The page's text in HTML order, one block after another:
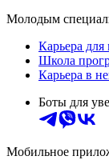
Молодым
Карьера
Школа
Карьера в
Боты для
Мобильное